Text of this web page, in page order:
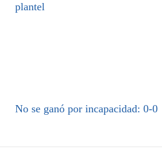
plantel
No se ganó por incapacidad: 0-0